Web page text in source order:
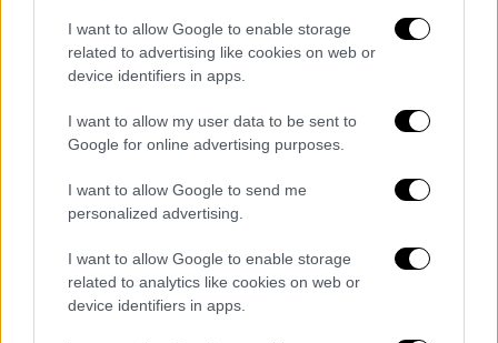
I want to allow Google to enable storage
related to advertising like cookies on web or
device identifiers in apps.
I want to allow my user data to be sent to
Google for online advertising purposes.
I want to allow Google to send me
personalized advertising.
I want to allow Google to enable storage
related to analytics like cookies on web or
device identifiers in apps.
Με τη στάση μας θα πρέπει να
αποδεικνύουμε στηνπράξηότι δεν είμαστε
όλοι το ίδιο και ότι αν υπάρχει μια διαφορά
ανάμεσα στις προοδευτικές δυνάμεις και
στη συντηρητική παράταξη, όπου όλα τα
αλέθει ο μύλος της σκοπιμότητας, πρέπει
αυτό να το αποδεικνύουμε στην
καθημερινότητα μας και στην πράξη μας.
Περίμενα από τον κ. Ανδρουλάκη μια γενναία
απόφασηκαι όχι ένα υβρεολόγιο απέναντι
στον ΣΥΡΙΖΑ επειδή έθεσε ένα ερώτημα.